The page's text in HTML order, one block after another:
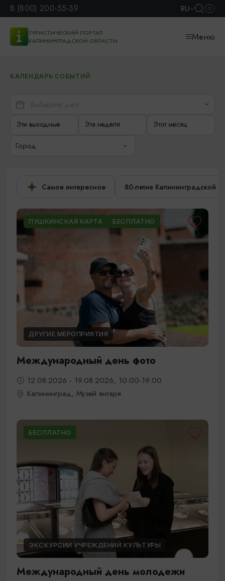
8 (800) 200-55-39 RU
ТУРИСТИЧЕСКИЙ ПОРТАЛ
КАЛИНИНГРАДСКОЙ ОБЛАСТИ
Меню
КАЛЕНДАРЬ СОБЫТИЙ
Эти выходные Эта неделя Этот месяц
Город
Самое интересное 80-летие Калининградской
ПУШКИНСКАЯ КАРТА БЕСПЛАТНО
ДРУГИЕ МЕРОПРИЯТИЯ
Международный день фото
12.08.2026 - 19.08.2026, 10:00-19:00
Калининград, Музей янтаря
БЕСПЛАТНО
ЭКСКУРСИИ УЧРЕЖДЕНИЙ КУЛЬТУРЫ
Международный день молодежи